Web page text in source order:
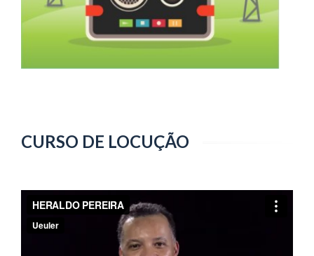
CURSO DE LOCUÇÃO